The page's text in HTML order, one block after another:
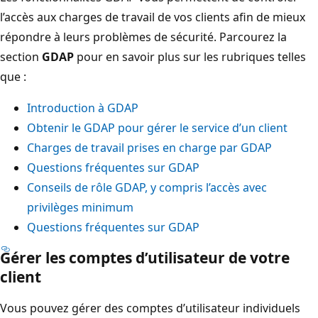
l’accès aux charges de travail de vos clients afin de mieux
répondre à leurs problèmes de sécurité. Parcourez la
section GDAP pour en savoir plus sur les rubriques telles
que :
Introduction à GDAP
Obtenir le GDAP pour gérer le service d’un client
Charges de travail prises en charge par GDAP
Questions fréquentes sur GDAP
Conseils de rôle GDAP, y compris l’accès avec
privilèges minimum
Questions fréquentes sur GDAP
Gérer les comptes d’utilisateur de votre
client
Vous pouvez gérer des comptes d’utilisateur individuels